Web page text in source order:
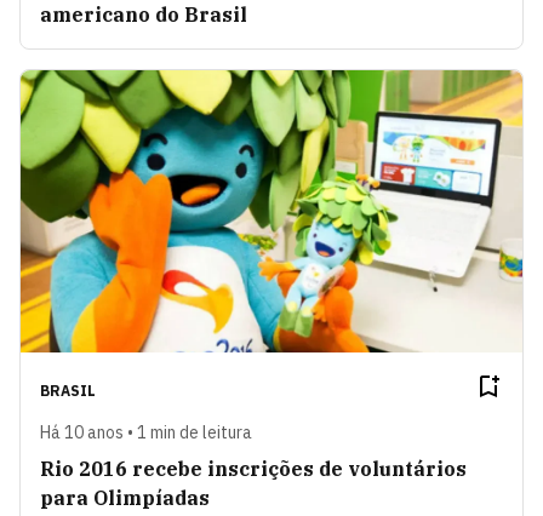
americano do Brasil
BRASIL
Há 10 anos • 1 min de leitura
Rio 2016 recebe inscrições de voluntários
para Olimpíadas